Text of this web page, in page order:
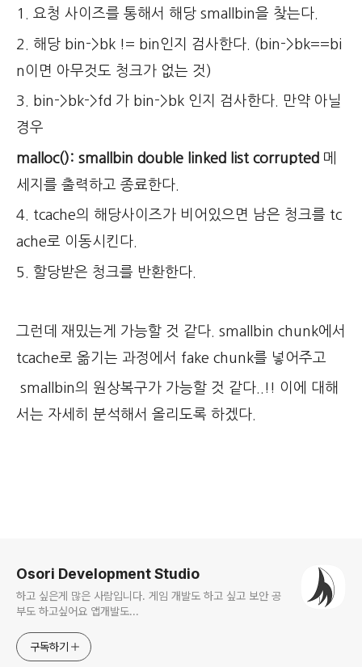
1. 요청 사이즈를 통해서 해당 smallbin을 찾는다.
2. 해당 bin->bk != bin인지 검사한다. (bin->bk==bi
n이면 아무것도 청크가 없는 것)
3. bin->bk->fd 가 bin->bk 인지 검사한다. 만약 아닐
경우
malloc(): smallbin double linked list corrupted 메
세지를 출력하고 종료한다.
4. tcache의 해당사이즈가 비어있으면 남은 청크를 tc
ache로 이동시킨다.
5. 할당받은 청크를 반환한다.
그런데 재밌는게 가능할 것 같다. smallbin chunk에서
tcache로 옮기는 과정에서 fake chunk를 넣어주고
smallbin의 원상복구가 가능할 것 같다..!! 이에 대해
서는 자세히 분석해서 올리도록 하겠다.
Osori Development Studio
하고 싶은게 많은 사람입니다. 게임 개발도 하고 싶고 보안 공
부도 하고싶어요 앱개발도...
구독하기